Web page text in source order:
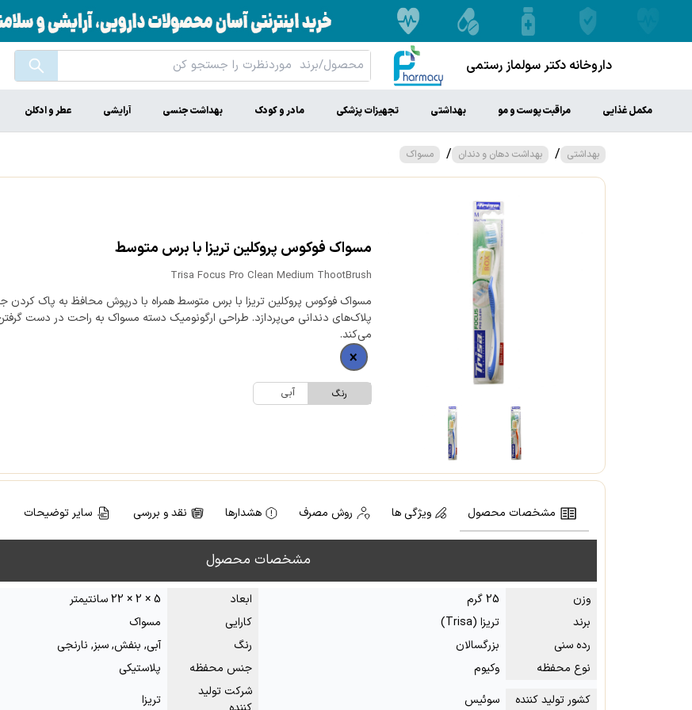
داروخانه دکتر سولماز رستمی
مکمل غذایی مراقبت پوست و مو بهداشتی تجهیزات پزشکی مادر و کودک بهداشت جنسی آرایشی عطر و ادکلن
بهداشتی / بهداشت دهان و دندان / مسواک
مسواک فوکوس پروکلین تریزا با برس متوسط
Trisa Focus Pro Clean Medium ThootBrush
مسواک فوکوس پروکلین تریزا با برس متوسط همراه با درپوش محافظ به پاک کردن
پلاک‌های دندانی می‌پردازد. طراحی ارگونومیک دسته مسواک به راحت در دست
می‌کند.
رنگ آبی
مشخصات محصول ویژگی ها روش مصرف هشدارها نقد و بررسی سایر توضیحات
مشخصات محصول
وزن 25 گرم ابعاد
5 × 2 × 22 سانتیمتر
برند
تریزا (Trisa) کارایی
مسواک
رده سنی
بزرگسالان رنگ
آبی, بنفش, سبز, نارنجی
نوع محفظه
وکیوم جنس محفظه
پلاستیکی
کشور تولید کننده
سوئیس
شرکت تولید
تریزا